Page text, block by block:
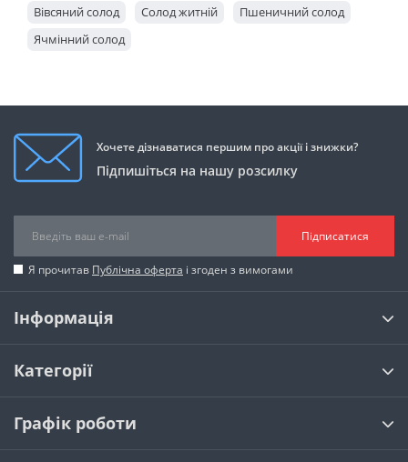
Вівсяний солод Солод житній
Пшеничний солод
Ячмінний солод
Хочете дізнаватися першим про акції і знижки?
Підпишіться на нашу розсилку
Підписатися
Я прочитав Публічна оферта і згоден з вимогами
Інформація
Категорії
Графік роботи